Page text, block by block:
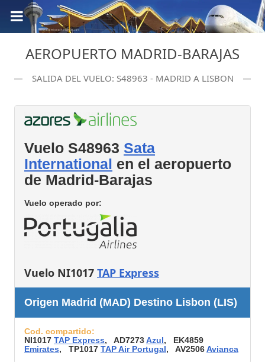
AEROPUERTO MADRID-BARAJAS
SALIDA DEL VUELO: S48963 - MADRID A LISBON
Vuelo S48963 Sata
International en el aeropuerto
de Madrid-Barajas
Vuelo operado por:
Vuelo NI1017 TAP Express
Origen Madrid (MAD) Destino Lisbon (LIS)
Cod. compartido:
NI1017 TAP Express, AD7273Azul, EK4859
Emirates, TP1017 TAP Air Portugal, AV2506Avianca